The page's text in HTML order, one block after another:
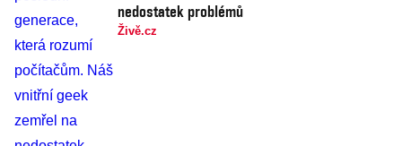
nedostatek problémů
Živě.cz